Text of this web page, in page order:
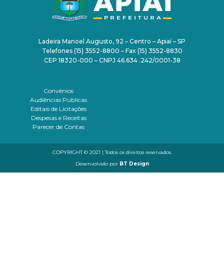
Ladeira Manoel Augusto, 92 – Centro – Apiaí – SP
Telefones (15) 3552-8800 – Fax (15) 3552-8830
CEP 18320-000 – CNPJ 46.634 .242/0001-38
Convênios
Audiências Públicas
Editais de Licitações
Despesas e Receitas
Parecer de Contas
COPYRIGHT © 2021 | Todos os direitos reservados.
Desenvolvido por BT Design